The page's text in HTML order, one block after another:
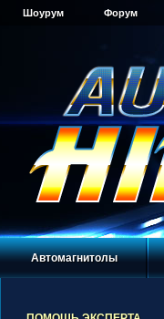
Шоурум Форум
Автомагнитолы